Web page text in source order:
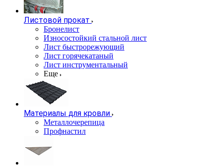
Листовой прокат
Бронелист
Износостойкий стальной лист
Лист быстрорежующий
Лист горячекатаный
Лист инструментальный
Еще
Материалы для кровли
Металлочерепица
Профнастил